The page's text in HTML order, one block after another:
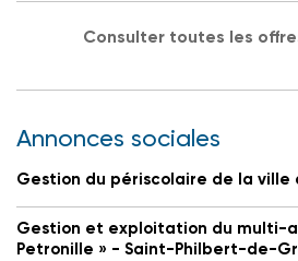
Consulter toutes les
Annonces sociales
Gestion du périscolaire de la ville
Gestion et exploitation du multi-
Petronille » - Saint-Philbert-de-